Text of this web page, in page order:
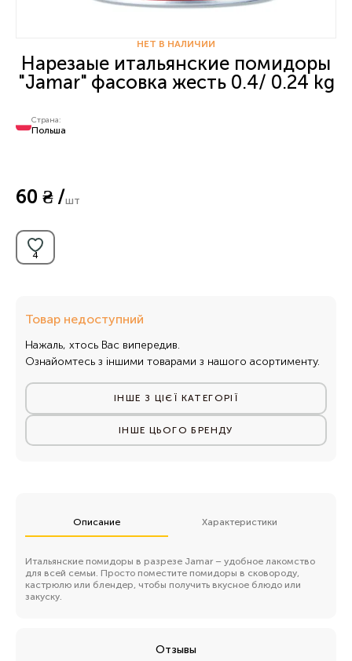
НЕТ В НАЛИЧИИ
Нарезаые итальянские помидоры
"Jamar" фасовка жесть 0.4/ 0.24 kg
Страна:
Польша
60 ₴ /шт
Товар недоступний
Нажаль, хтось Вас випередив.
Ознайомтесь з іншими товарами з нашого асортименту.
ІНШЕ З ЦІЄЇ КАТЕГОРІЇ
ІНШЕ ЦЬОГО БРЕНДУ
Описание Характеристики
Итальянские помидоры в разрезе Jamar – удобное лакомство
для всей семьи. Просто поместите помидоры в сковороду,
кастрюлю или блендер, чтобы получить вкусное блюдо или
закуску.
Отзывы